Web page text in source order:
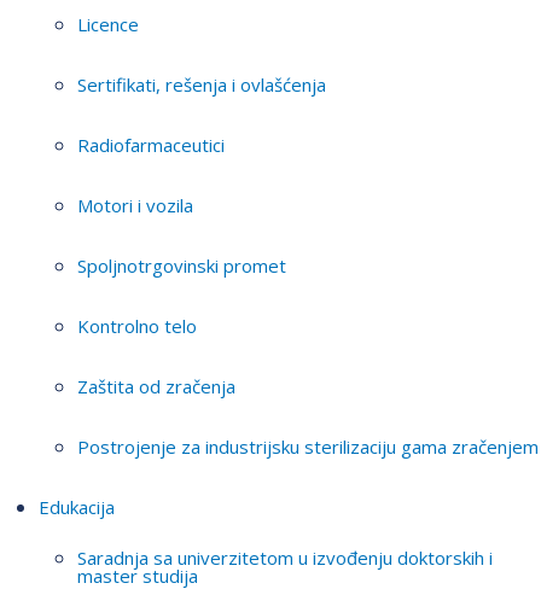
Licence
Sertifikati, rešenja i ovlašćenja
Radiofarmaceutici
Motori i vozila
Spoljnotrgovinski promet
Kontrolno telo
Zaštita od zračenja
Postrojenje za industrijsku sterilizaciju gama zračenjem
Edukacija
Saradnja sa univerzitetom u izvođenju doktorskih i
master studija